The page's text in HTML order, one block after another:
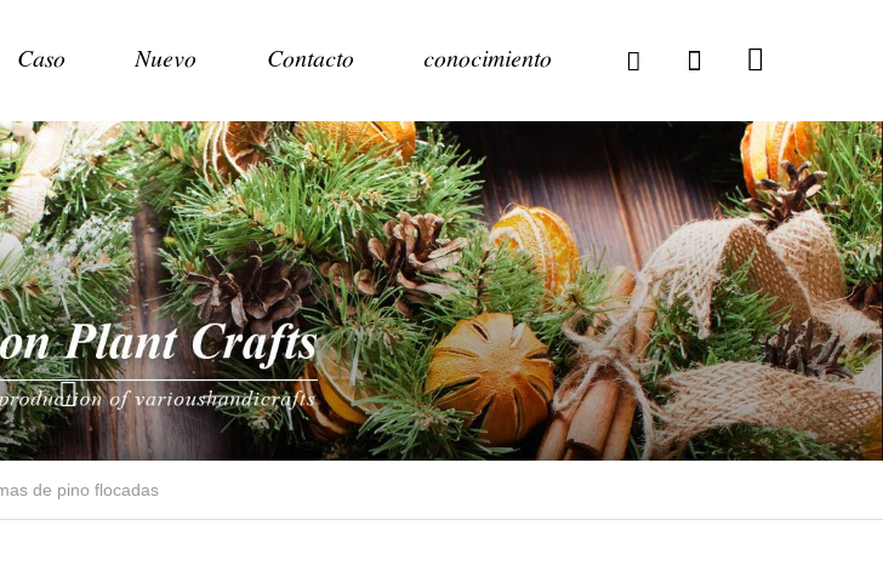
Caso Nuevo Contacto conocimiento
de pino flocadas